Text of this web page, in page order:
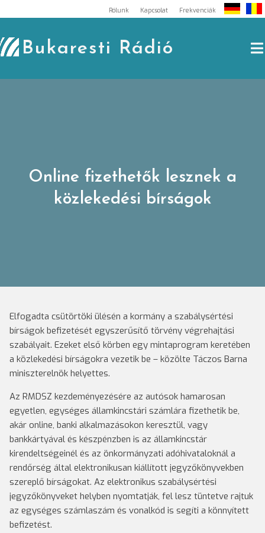
to
content
Rólunk Kapcsolat Frekvenciák
Bukaresti Rádió
Online fizethetők lesznek a
közlekedési bírságok
Elfogadta csütörtöki ülésén a kormány a szabálysértési
bírságok befizetését egyszerűsítő törvény végrehajtási
szabályait. Ezeket első körben egy mintaprogram keretében
a közlekedési bírságokra vezetik be – közölte Táczos Barna
miniszterelnök helyettes.
Az RMDSZ kezdeményezésére az autósok hamarosan
egyetlen, egységes államkincstári számlára fizethetik be,
akár online, banki alkalmazásokon keresztül, vagy
bankkártyával és készpénzben is az államkincstár
kirendeltségeinél és az önkormányzati adóhivataloknál a
rendőrség által elektronikusan kiállított jegyzőkönyvekben
szereplő bírságokat. Az elektronikus szabálysértési
jegyzőkönyveket helyben nyomtatják, fel lesz tüntetve rajtuk
az egységes számlaszám és vonalkód is segíti a könnyített
befizetést.